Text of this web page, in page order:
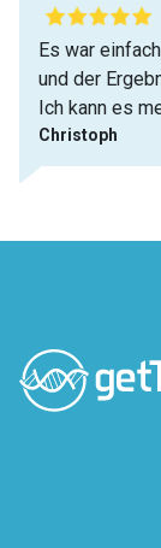
Es war
und der
Ich kann es
Christoph